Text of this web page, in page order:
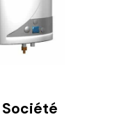
Société